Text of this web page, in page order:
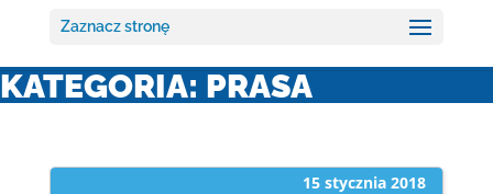
Zaznacz stronę
KATEGORIA: PRASA
15 stycznia 2018